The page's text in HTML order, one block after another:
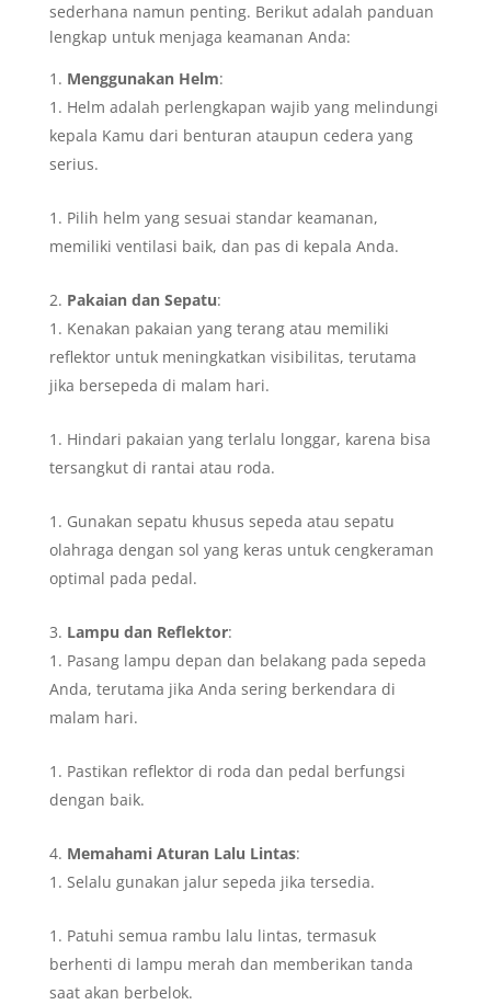
sederhana namun penting. Berikut adalah panduan
lengkap untuk menjaga keamanan Anda:
Menggunakan Helm:
Helm adalah perlengkapan wajib yang melindungi
kepala Kamu dari benturan ataupun cedera yang
serius.
Pilih helm yang sesuai standar keamanan,
memiliki ventilasi baik, dan pas di kepala Anda.
Pakaian dan Sepatu:
Kenakan pakaian yang terang atau memiliki
reflektor untuk meningkatkan visibilitas, terutama
jika bersepeda di malam hari.
Hindari pakaian yang terlalu longgar, karena bisa
tersangkut di rantai atau roda.
Gunakan sepatu khusus sepeda atau sepatu
olahraga dengan sol yang keras untuk cengkeraman
optimal pada pedal.
Lampu dan Reflektor:
Pasang lampu depan dan belakang pada sepeda
Anda, terutama jika Anda sering berkendara di
malam hari.
Pastikan reflektor di roda dan pedal berfungsi
dengan baik.
Memahami Aturan Lalu Lintas:
Selalu gunakan jalur sepeda jika tersedia.
Patuhi semua rambu lalu lintas, termasuk
berhenti di lampu merah dan memberikan tanda
saat akan berbelok.